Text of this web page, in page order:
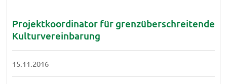
Projektkoordinator für grenzüberschreitende
Kulturvereinbarung
15.11.2016